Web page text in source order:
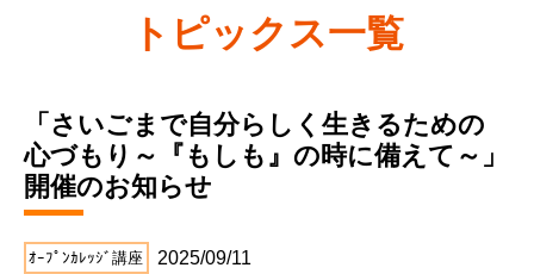
トピックス一覧
「さいごまで自分らしく生きるための
心づもり～『もしも』の時に備えて～」
開催のお知らせ
ｵｰﾌﾟﾝｶﾚｯｼﾞ講座 2025/09/11